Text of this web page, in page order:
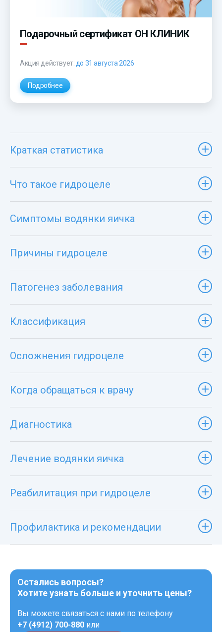
Подарочный сертификат ОН КЛИНИК
Акция действует: до 31 августа 2026
Подробнее
Краткая статистика
Что такое гидроцеле
Симптомы водянки яичка
Причины гидроцеле
Патогенез заболевания
Классификация
Осложнения гидроцеле
Когда обращаться к врачу
Диагностика
Лечение водянки яичка
Реабилитация при гидроцеле
Профилактика и рекомендации
Остались вопросы?
Хотите узнать больше и уточнить цены?
Вы можете связаться с нами по телефону
+7 (4912) 700-880 или